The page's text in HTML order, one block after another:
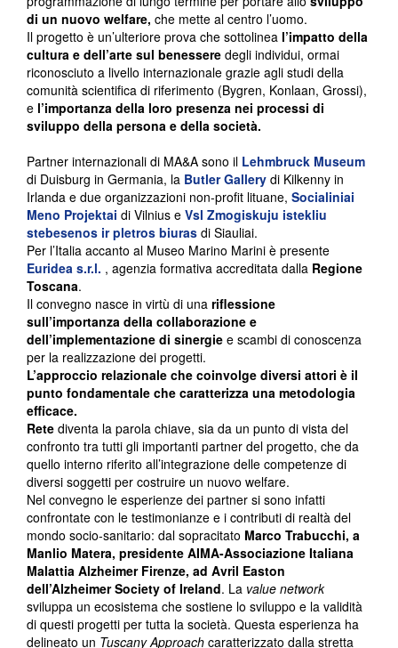
di un nuovo welfare, che mette al centro l’uomo.
Il progetto è un’ulteriore prova che sottolinea l’impatto della
cultura e dell’arte sul benessere degli individui, ormai
riconosciuto a livello internazionale grazie agli studi della
comunità scientifica di riferimento (Bygren, Konlaan, Grossi),
e l’importanza della loro presenza nei processi di
sviluppo della persona e della società.
Partner internazionali di MA&A sono il Lehmbruck Museum
di Duisburg in Germania, la Butler Gallery di Kilkenny in
Irlanda e due organizzazioni non-profit lituane, Socialiniai
Meno Projektai di Vilnius e Vsl Zmogiskuju istekliu
stebesenos ir pletros biuras di Siauliai.
Per l’Italia accanto al Museo Marino Marini è presente
Euridea s.r.l. , agenzia formativa accreditata dalla Regione
Toscana.
Il convegno nasce in virtù di una riflessione
sull’importanza della collaborazione e
dell’implementazione di sinergie e scambi di conoscenza
per la realizzazione dei progetti.
L’approccio relazionale che coinvolge diversi attori è il
punto fondamentale che caratterizza una metodologia
efficace.
Rete diventa la parola chiave, sia da un punto di vista del
confronto tra tutti gli importanti partner del progetto, che da
quello interno riferito all’integrazione delle competenze di
diversi soggetti per costruire un nuovo welfare.
Nel convegno le esperienze dei partner si sono infatti
confrontate con le testimonianze e i contributi di realtà del
mondo socio-sanitario: dal sopracitato Marco Trabucchi, a
Manlio Matera, presidente AIMA-Associazione Italiana
Malattia Alzheimer Firenze, ad Avril Easton
dell’Alzheimer Society of Ireland. La value network
sviluppa un ecosistema che sostiene lo sviluppo e la validità
di questi progetti per tutta la società. Questa esperienza ha
delineato un Tuscany Approach caratterizzato dalla stretta